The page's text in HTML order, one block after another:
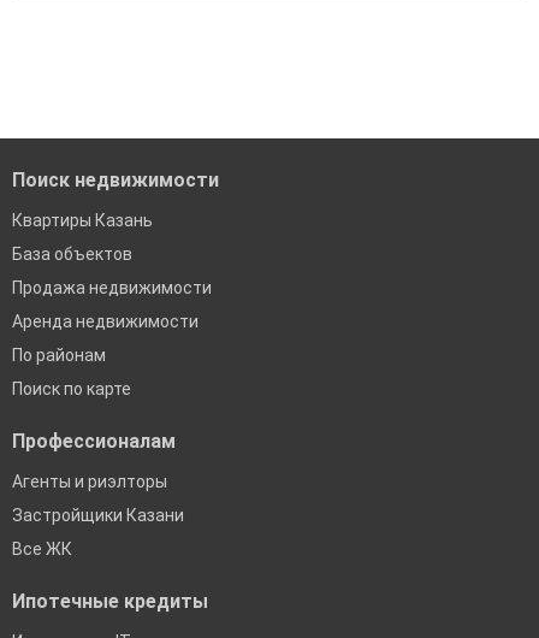
Поиск недвижимости
Квартиры Казань
База объектов
Продажа недвижимости
Аренда недвижимости
По районам
Поиск по карте
Профессионалам
Агенты и риэлторы
Застройщики Казани
Все ЖК
Ипотечные кредиты